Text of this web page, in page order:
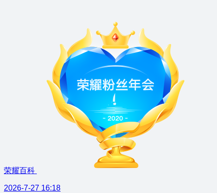
荣耀百科
2026-7-27 16:18